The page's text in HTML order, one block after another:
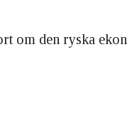
om den ryska